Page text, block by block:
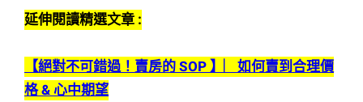
延伸閱讀精選文章 :
【絕對不可錯過！賣房的 SOP 】︳如何賣到合理價
格 & 心中期望